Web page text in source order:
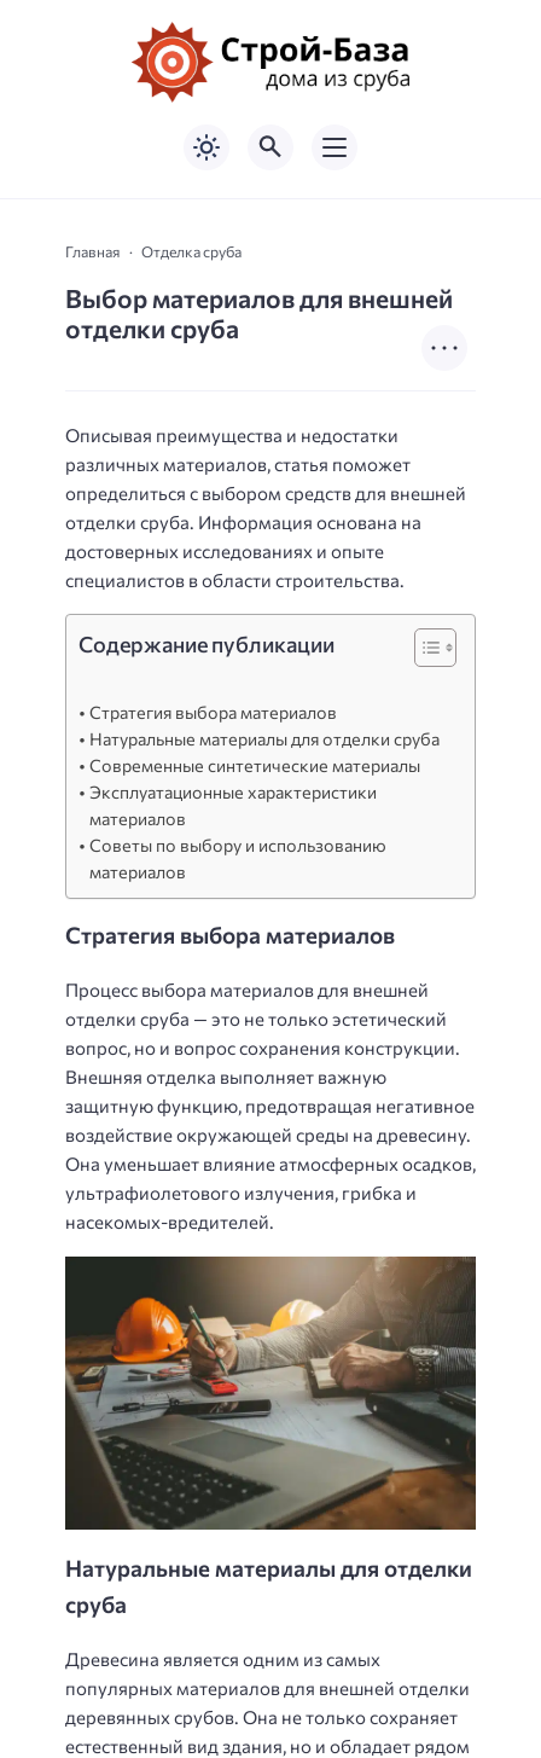
Главная Отделка сруба
Выбор материалов для внешней
отделки сруба
Описывая преимущества и недостатки
различных материалов, статья поможет
определиться с выбором средств для внешней
отделки сруба. Информация основана на
достоверных исследованиях и опыте
специалистов в области строительства.
Содержание публикации
Стратегия выбора материалов
Натуральные материалы для отделки сруба
Современные синтетические материалы
Эксплуатационные характеристики
материалов
Советы по выбору и использованию
материалов
Стратегия выбора материалов
Процесс выбора материалов для внешней
отделки сруба — это не только эстетический
вопрос, но и вопрос сохранения конструкции.
Внешняя отделка выполняет важную
защитную функцию, предотвращая негативное
воздействие окружающей среды на древесину.
Она уменьшает влияние атмосферных осадков,
ультрафиолетового излучения, грибка и
насекомых-вредителей.
Натуральные материалы для отделки
сруба
Древесина является одним из самых
популярных материалов для внешней отделки
деревянных срубов. Она не только сохраняет
естественный вид здания, но и обладает рядом